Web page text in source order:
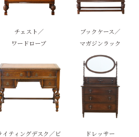
チェスト／
ワードローブ
ブックケース／
マガジンラック
イティングデスク／ビ
ドレッサー